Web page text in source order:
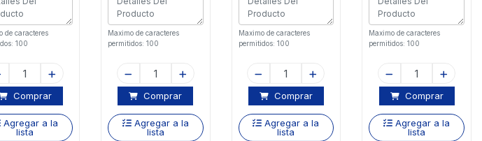
de caracteres
100
Comprar
Agregar a la
lista
Maximo de caracteres
permitidos: 100
Comprar
Agregar a la
lista
Maximo de caracteres
permitidos: 100
Comprar
Agregar a la
lista
Maximo de caracteres
permitidos: 100
Comprar
Agregar a la
lista